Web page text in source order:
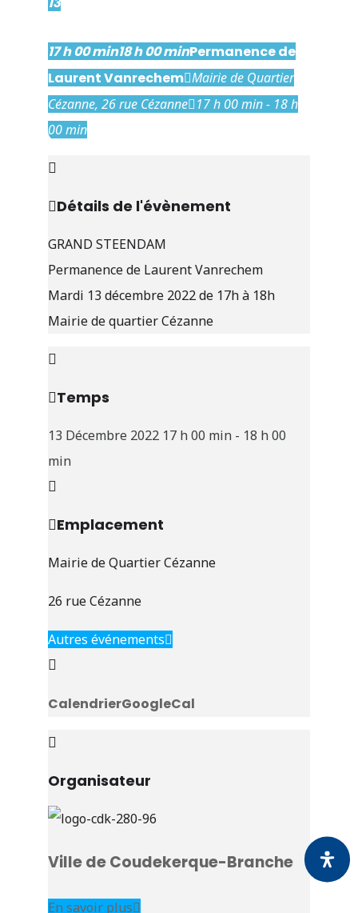
17 h 00 min18 h 00 minPermanence de
Laurent Vanrechem Mairie de Quartier
Cézanne, 26 rue Cézanne 17 h 00 min - 18 h
00 min
Détails de l'évènement
GRAND STEENDAM
Permanence de Laurent Vanrechem
Mardi 13 décembre 2022 de 17h à 18h
Mairie de quartier Cézanne
Temps
13 Décembre 2022 17 h 00 min - 18 h 00
min
Emplacement
Mairie de Quartier Cézanne
26 rue Cézanne
Autres événements
CalendrierGoogleCal
Organisateur
Ville de Coudekerque-Branche
En savoir plus